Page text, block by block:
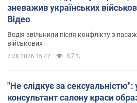
зневажив українських
Відео
Водія звільнили після конфлікту з
військових
7.08.2026 15:47 9,7 т.
"Не слідкує за сексуальністю":
консультант салону краси